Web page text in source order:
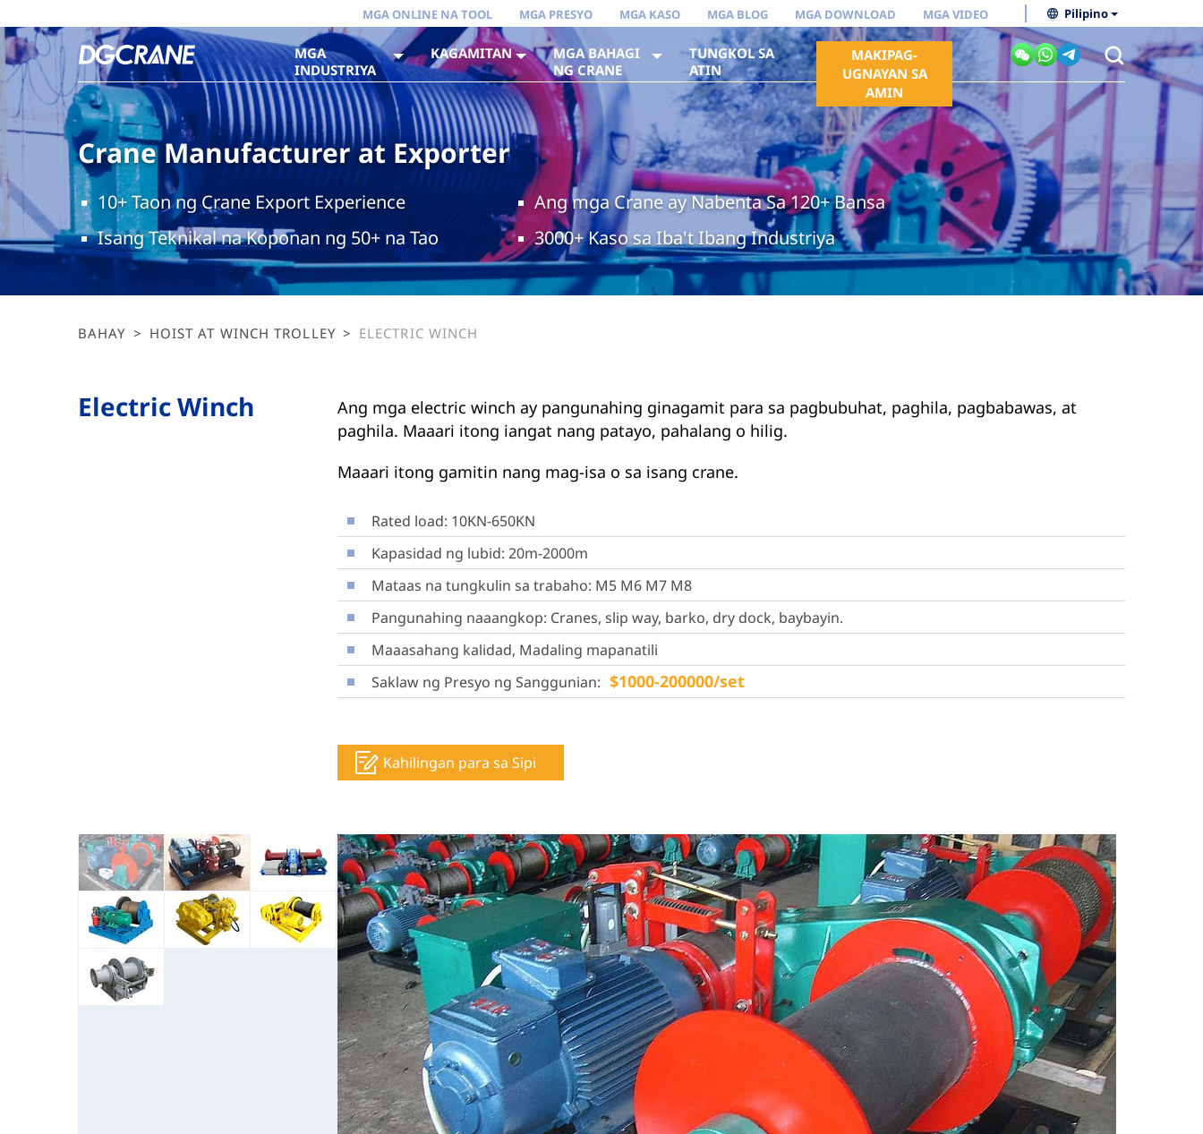
Pilipino
MGA ONLINE NA TOOL MGA PRESYO MGA KASO MGA BLOG MGA DOWNLOAD MGA VIDEO
MGA
INDUSTRIYA
KAGAMITAN
MGA BAHAGI
NG CRANE
TUNGKOL SA
ATIN
MAKIPAG-
UGNAYAN SA
AMIN
Crane Manufacturer at Exporter
10+ Taon ng Crane Export Experience
Ang mga Crane ay Nabenta Sa 120+ Bansa
Isang Teknikal na Koponan ng 50+ na Tao
3000+ Kaso sa Iba't Ibang Industriya
BAHAY > HOIST AT WINCH TROLLEY > ELECTRIC WINCH
Electric Winch
Ang mga electric winch ay pangunahing ginagamit para sa pagbubuhat, paghila, pagbabawas, at
paghila. Maaari itong iangat nang patayo, pahalang o hilig.
Maaari itong gamitin nang mag-isa o sa isang crane.
Rated load: 10KN-650KN
Kapasidad ng lubid: 20m-2000m
Mataas na tungkulin sa trabaho: M5 M6 M7 M8
Pangunahing naaangkop: Cranes, slip way, barko, dry dock, baybayin.
Maaasahang kalidad, Madaling mapanatili
Saklaw ng Presyo ng Sanggunian: $1000-200000/set
Kahilingan para sa Sipi